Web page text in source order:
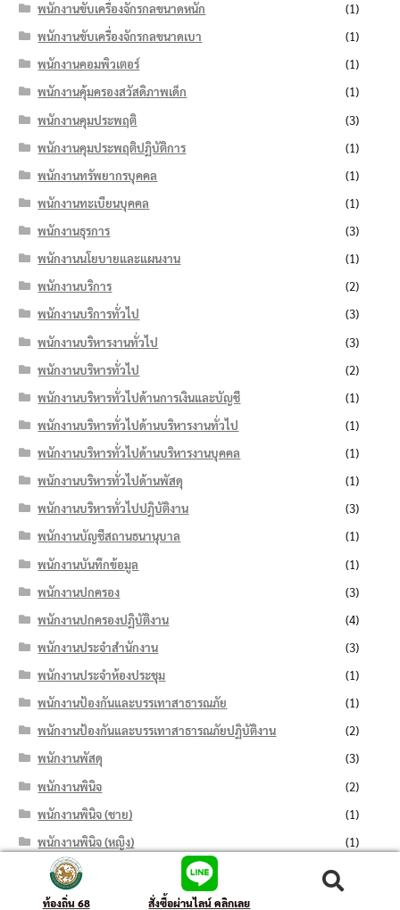
พนักงานขับเครื่องจักรกลขนาดหนัก
(1)
พนักงานขับเครื่องจักรกลขนาดเบา
(1)
พนักงานคอมพิวเตอร์
(1)
พนักงานคุ้มครองสวัสดิภาพเด็ก
(1)
พนักงานคุมประพฤติ
(3)
พนักงานคุมประพฤติปฏิบัติการ
(1)
พนักงานทรัพยากรบุคคล
(1)
พนักงานทะเบียนบุคคล
(1)
พนักงานธุรการ
(3)
พนักงานนโยบายและแผนงาน
(1)
พนักงานบริการ
(2)
พนักงานบริการทั่วไป
(3)
พนักงานบริหารงานทั่วไป
(3)
พนักงานบริหารทั่วไป
(2)
พนักงานบริหารทั่วไปด้านการเงินและบัญชี
(1)
พนักงานบริหารทั่วไปด้านบริหารงานทั่วไป
(1)
พนักงานบริหารทั่วไปด้านบริหารงานบุคคล
(1)
พนักงานบริหารทั่วไปด้านพัสดุ
(1)
พนักงานบริหารทั่วไปปฏิบัติงาน
(3)
พนักงานบัญชีสถานธนานุบาล
(1)
พนักงานบันทึกข้อมูล
(1)
พนักงานปกครอง
(3)
พนักงานปกครองปฏิบัติงาน
(4)
พนักงานประจำสำนักงาน
(3)
พนักงานประจำห้องประชุม
(1)
พนักงานป้องกันและบรรเทาสาธารณภัย
(1)
พนักงานป้องกันและบรรเทาสาธารณภัยปฏิบัติงาน
(2)
พนักงานพัสดุ
(3)
พนักงานพินิจ
(2)
พนักงานพินิจ (ชาย)
(1)
พนักงานพินิจ (หญิง)
(1)
พนักงานภาษีสรรพากร
พนักงานภาษีสรรพากร ด้านคอมพิวเตอร์
ท้องถิ่น 68 สั่งซื้อผ่านไลน์ คลิกเลย